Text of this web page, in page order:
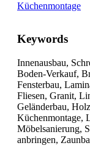
Küchenmontage
Keywords
Innenausbau,
Boden-Verkauf,
Fensterbau,
Fliesen, Granit,
Geländerbau,
Küchenmontage,
Möbelsanierung,
anbringen,